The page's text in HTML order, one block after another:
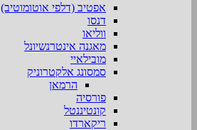
אפטיב (דלפי אוטומוטיב)
דנסו
ווליאו
מאגנה אינטרנשיונל
מובילאיי
סמסונג אלקטרוניק
הרמאן
פורסיה
קונטיננטל
ריקארדו